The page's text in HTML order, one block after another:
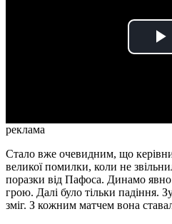
реклама
Стало вже очевидним, що
великої помилки, коли не
поразки від Пафоса. Динамо
грою. Далі було тільки
зміг. З кожним матчем вона